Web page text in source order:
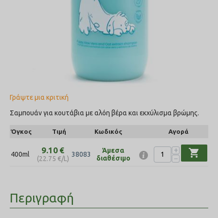
Γράψτε μια κριτική
Σαμπουάν για κουτάβια με αλόη βέρα και εκχύλισμα βρώμης.
Όγκος Τιμή Κωδικός Αγορά
400ml 9.10 €
(22.75 €/L)
38083
Άμεσα
διαθέσιμο
+
−
shopping_cart
Περιγραφή